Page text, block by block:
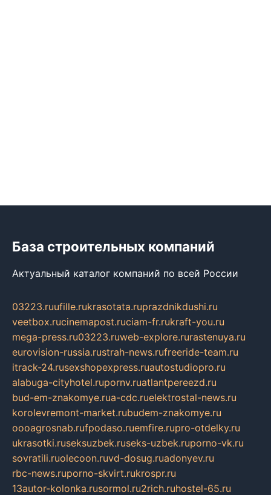
База строительных компаний
Актуальный каталог компаний по всей России
03223.ruufille.rukrasotata.ruprazdnikdushi.ru
veetbox.rucinemapost.ruciam-fr.rukraft-you.ru
mega-press.ru03223.ruweb-explore.rurastenuya.ru
eurovision-russia.rustrah-news.rufreeride-team.ru
itrack-24.rusexshopexpress.ruautostudiopro.ru
alabuga-cityhotel.rupornv.ruatlantpereezd.ru
bud-em-znakomye.rua-cdc.ruelektrostal-news.ru
korolevremont-market.rubudem-znakomye.ru
oooagrosnab.rufpodaso.ruemfire.rupro-otdelky.ru
ukrasotki.ruseksuzbek.ruseks-uzbek.ruporno-vk.ru
sovratili.ruolecoon.ruvd-dosug.ruadonyev.ru
rbc-news.ruporno-skvirt.rukrospr.ru
13autor-kolonka.rusormol.ru2rich.ruhostel-65.ru